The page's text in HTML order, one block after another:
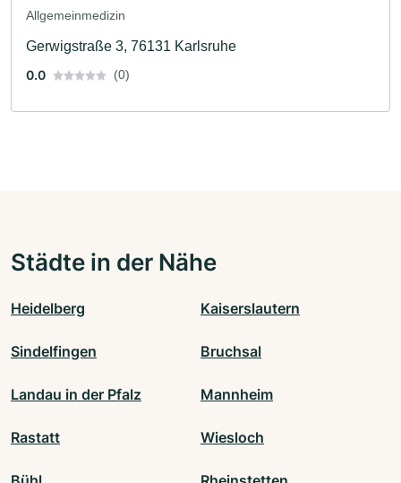
Allgemeinmedizin
Gerwigstraße 3, 76131 Karlsruhe
0.0
(0)
Städte in der Nähe
Heidelberg Kaiserslautern
Sindelfingen Bruchsal
Landau in der Pfalz Mannheim
Rastatt Wiesloch